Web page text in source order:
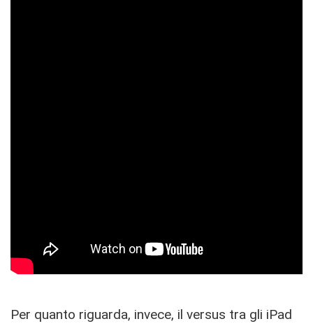
Per quanto riguarda, invece, il versus tra gli iPad